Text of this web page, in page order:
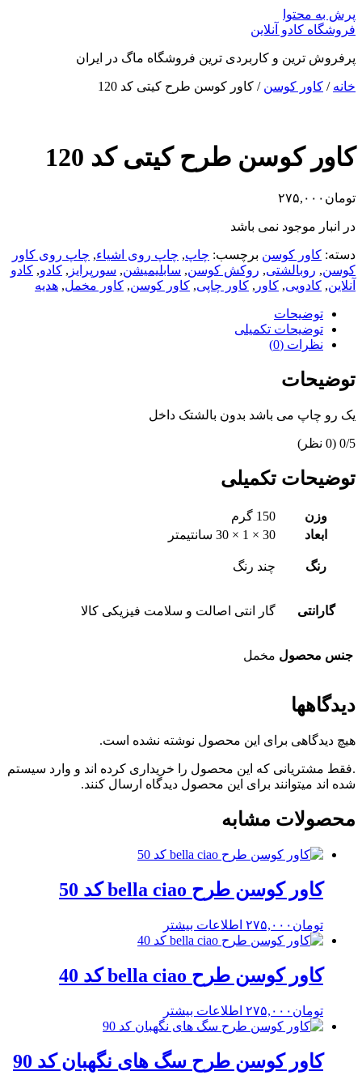
پرش به محتوا
فروشگاه کادو آنلاین
پرفروش ترین و کاربردی ترین فروشگاه ماگ در ایران
خانه / کاور کوسن / کاور کوسن طرح کیتی کد 120
کاور کوسن طرح کیتی کد 120
تومان ۲۷۵,۰۰۰
در انبار موجود نمی باشد
دسته: کاور کوسن برچسب: چاپ, چاپ روی اشیاء, چاپ روی کاور
کوسن, روبالشتی, روکش کوسن, سابلیمیشن, سورپرایز , کادو, کادو
آنلاین, کادویی, کاور , کاور چاپی, کاور کوسن, کاور مخمل, هدیه
توضیحات
توضیحات تکمیلی
نظرات (0)
توضیحات
یک رو چاپ می باشد بدون بالشتک داخل
‫0/5 ‫(0 نظر)
توضیحات تکمیلی
وزن
150 گرم
ابعاد
30 × 1 × 30 سانتیمتر
رنگ چند رنگ
گارانتی گار انتی اصالت و سلامت فیزیکی کالا
جنس محصول مخمل
دیدگاهها
هیچ دیدگاهی برای این محصول نوشته نشده است.
.فقط مشتریانی که این محصول را خریداری کرده اند و وارد سیستم
شده اند میتوانند برای این محصول دیدگاه ارسال کنند.
محصولات مشابه
کاور کوسن طرح bella ciao کد 50
تومان ۲۷۵,۰۰۰ اطلاعات بیشتر
کاور کوسن طرح bella ciao کد 40
تومان ۲۷۵,۰۰۰ اطلاعات بیشتر
کاور کوسن طرح سگ های نگهبان کد 90